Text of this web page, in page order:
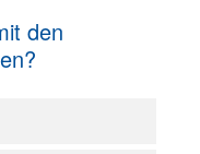
den